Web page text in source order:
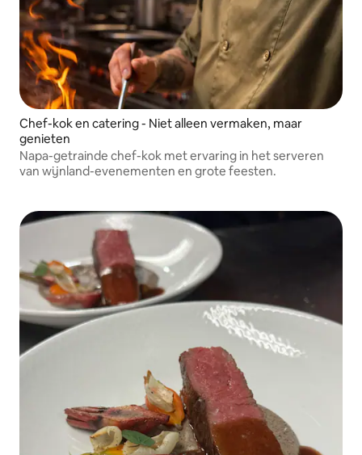
Chef-kok en catering - Niet alleen vermaken, maar
genieten
Napa-getrainde chef-kok met ervaring in het serveren
van wijnland-evenementen en grote feesten.